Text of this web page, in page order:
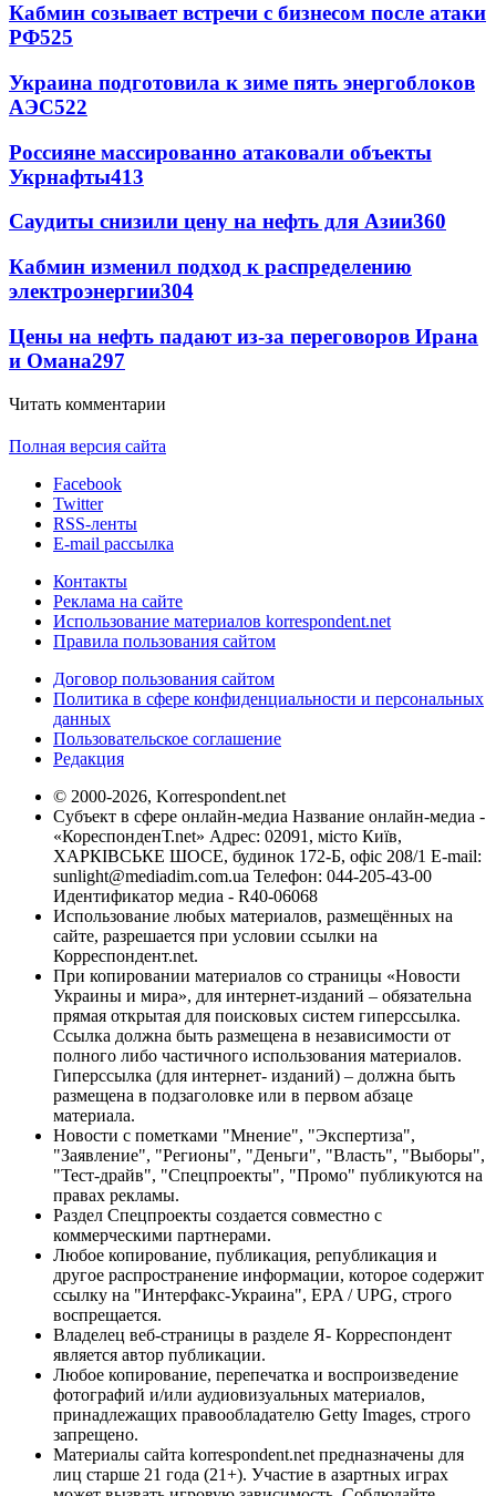
Кабмин созывает встречи с бизнесом после атаки
РФ525
Украина подготовила к зиме пять энергоблоков
АЭС522
Россияне массированно атаковали объекты
Укрнафты413
Саудиты снизили цену на нефть для Азии360
Кабмин изменил подход к распределению
электроэнергии304
Цены на нефть падают из-за переговоров Ирана
и Омана297
Читать комментарии
Полная версия сайта
Facebook
Twitter
RSS-ленты
E-mail рассылка
Контакты
Реклама на сайте
Использование материалов korrespondent.net
Правила пользования сайтом
Договор пользования сайтом
Политика в сфере конфиденциальности и персональных
данных
Пользовательское соглашение
Редакция
© 2000-2026, Korrespondent.net
Субъект в сфере онлайн-медиа Название онлайн-медиа -
«КореспонденТ.net» Адрес: 02091, місто Київ,
ХАРКІВСЬКЕ ШОСЕ, будинок 172-Б, офіс 208/1 E-mail:
sunlight@mediadim.com.ua Телефон: 044-205-43-00
Идентификатор медиа - R40-06068
Использование любых материалов, размещённых на
сайте, разрешается при условии ссылки на
Корреспондент.net.
При копировании материалов со страницы «Новости
Украины и мира», для интернет-изданий – обязательна
прямая открытая для поисковых систем гиперссылка.
Ссылка должна быть размещена в независимости от
полного либо частичного использования материалов.
Гиперссылка (для интернет- изданий) – должна быть
размещена в подзаголовке или в первом абзаце
материала.
Новости с пометками "Мнение", "Экспертиза",
"Заявление", "Регионы", "Деньги", "Власть", "Выборы",
"Тест-драйв", "Спецпроекты", "Промо" публикуются на
правах рекламы.
Раздел Спецпроекты создается совместно с
коммерческими партнерами.
Любое копирование, публикация, републикация и
другое распространение информации, которое содержит
ссылку на "Интерфакс-Украина", EPA / UPG, строго
воспрещается.
Владелец веб-страницы в разделе Я- Корреспондент
является автор публикации.
Любое копирование, перепечатка и воспроизведение
фотографий и/или аудиовизуальных материалов,
принадлежащих правообладателю Getty Images, строго
запрещено.
Материалы сайта korrespondent.net предназначены для
лиц старше 21 года (21+). Участие в азартных играх